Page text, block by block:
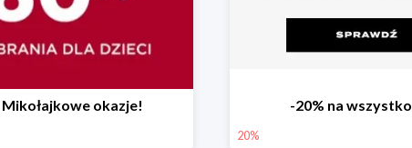
Mikołajkowe okazje! -20% na wszystko
20%